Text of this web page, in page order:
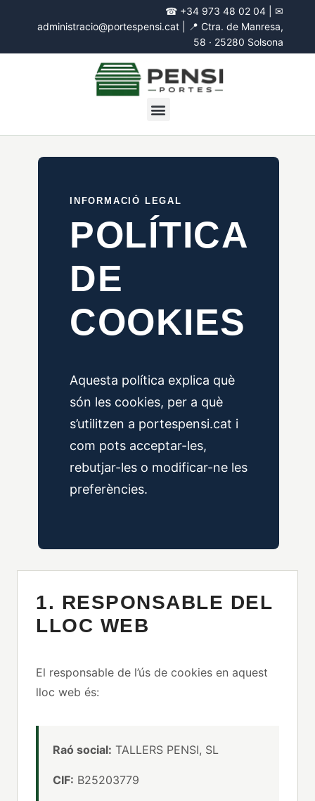
☎ +34 973 48 02 04 | ✉
administracio@portespensi.cat | 📍 Ctra. de Manresa,
58 · 25280 Solsona
INFORMACIÓ LEGAL
POLÍTICA
DE
COOKIES
Aquesta política explica què
són les cookies, per a què
s’utilitzen a portespensi.cat i
com pots acceptar-les,
rebutjar-les o modificar-ne les
preferències.
1. RESPONSABLE DEL
LLOC WEB
El responsable de l’ús de cookies en aquest
lloc web és:
Raó social: TALLERS PENSI, SL
CIF: B25203779